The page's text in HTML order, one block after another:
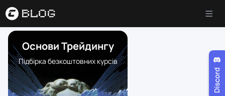
Основи Трейдингу
Підбірка безкоштовних курсів